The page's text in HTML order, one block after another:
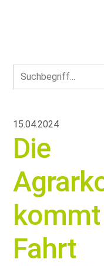
15.04.2024
Die
Fahrt